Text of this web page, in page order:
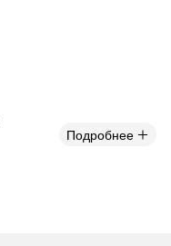
Подробнее